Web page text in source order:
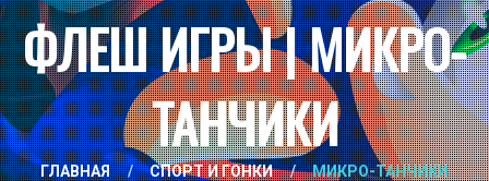
ФЛЕШ ИГРЫ | МИКРО-
ТАНЧИКИ
ГЛАВНАЯ / СПОРТ И ГОНКИ / МИКРО-ТАНЧИКИ